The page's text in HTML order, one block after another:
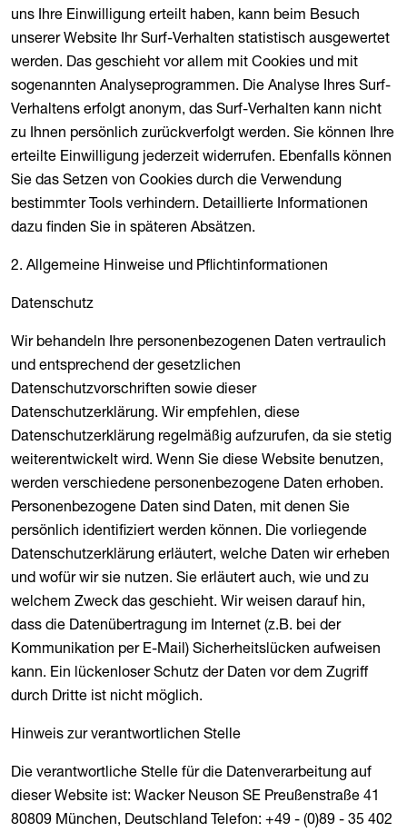
uns Ihre Einwilligung erteilt haben, kann beim Besuch
unserer Website Ihr Surf-Verhalten statistisch ausgewertet
werden. Das geschieht vor allem mit Cookies und mit
sogenannten Analyseprogrammen. Die Analyse Ihres Surf-
Verhaltens erfolgt anonym, das Surf-Verhalten kann nicht
zu Ihnen persönlich zurückverfolgt werden. Sie können Ihre
erteilte Einwilligung jederzeit widerrufen. Ebenfalls können
Sie das Setzen von Cookies durch die Verwendung
bestimmter Tools verhindern. Detaillierte Informationen
dazu finden Sie in späteren Absätzen.
2. Allgemeine Hinweise und Pflichtinformationen
Datenschutz
Wir behandeln Ihre personenbezogenen Daten vertraulich
und entsprechend der gesetzlichen
Datenschutzvorschriften sowie dieser
Datenschutzerklärung. Wir empfehlen, diese
Datenschutzerklärung regelmäßig aufzurufen, da sie stetig
weiterentwickelt wird. Wenn Sie diese Website benutzen,
werden verschiedene personenbezogene Daten erhoben.
Personenbezogene Daten sind Daten, mit denen Sie
persönlich identifiziert werden können. Die vorliegende
Datenschutzerklärung erläutert, welche Daten wir erheben
und wofür wir sie nutzen. Sie erläutert auch, wie und zu
welchem Zweck das geschieht. Wir weisen darauf hin,
dass die Datenübertragung im Internet (z.B. bei der
Kommunikation per E-Mail) Sicherheitslücken aufweisen
kann. Ein lückenloser Schutz der Daten vor dem Zugriff
durch Dritte ist nicht möglich.
Hinweis zur verantwortlichen Stelle
Die verantwortliche Stelle für die Datenverarbeitung auf
dieser Website ist: Wacker Neuson SE Preußenstraße 41
80809 München, Deutschland Telefon: +49 - (0)89 - 35 402